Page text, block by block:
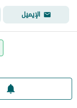
الإيميل